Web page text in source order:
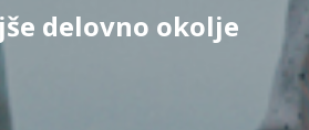
delovno okolje